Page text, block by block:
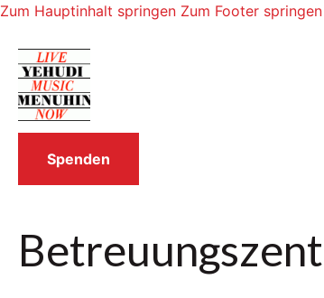
Zum Hauptinhalt springen Zum Footer springen
Spenden